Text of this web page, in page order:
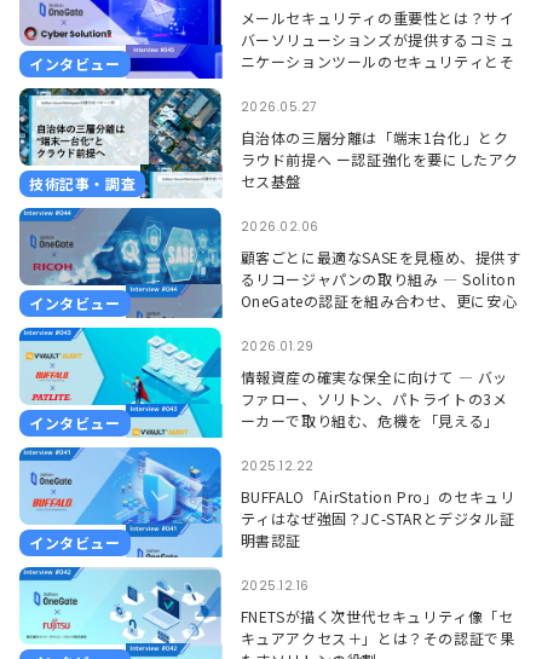
インタビュー
メールセキュリティの重要性とは？サイ
バーソリューションズが提供するコミュ
ニケーションツールのセキュリティとそ
技術記事・調査
2026.05.27
自治体の三層分離は「端末1台化」とク
ラウド前提へ ー認証強化を要にしたアク
セス基盤
インタビュー
2026.02.06
顧客ごとに最適なSASEを見極め、提供す
るリコージャパンの取り組み ― Soliton
OneGateの認証を組み合わせ、更に安心
インタビュー
2026.01.29
情報資産の確実な保全に向けて ― バッ
ファロー、ソリトン、パトライトの3メ
ーカーで取り組む、危機を「見える」
―
インタビュー
2025.12.22
BUFFALO「AirStation Pro」のセキュリ
ティはなぜ強固？JC-STARとデジタル証
明書認証
2025.12.16
FNETSが描く次世代セキュリティ像「セ
キュアアクセス＋」とは？その認証で果